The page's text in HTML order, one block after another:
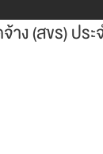
ง (สขร) ป